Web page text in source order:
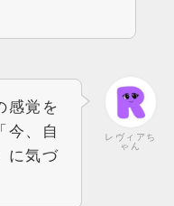
レヴィアち
ゃん
感覚を
今、自
に気づ